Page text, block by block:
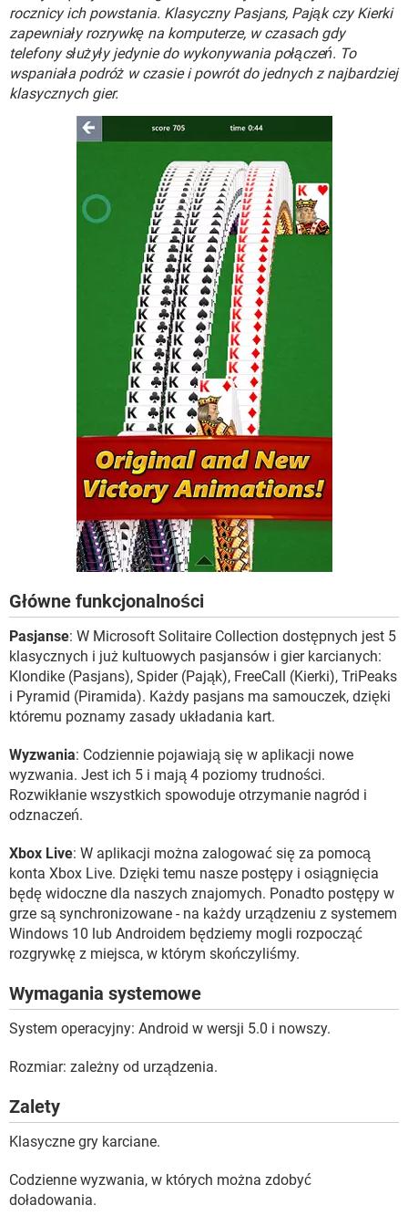
WINDOWS 10
rocznicy ich powstania. Klasyczny Pasjans, Pająk czy Kierki
zapewniały rozrywkę na komputerze, w czasach gdy
telefony służyły jedynie do wykonywania połączeń. To
wspaniała podróż w czasie i powrót do jednych z najbardziej
klasycznych gier.
Główne funkcjonalności
Pasjanse: W Microsoft Solitaire Collection dostępnych jest 5
klasycznych i już kultuowych pasjansów i gier karcianych:
Klondike (Pasjans), Spider (Pająk), FreeCall (Kierki), TriPeaks
i Pyramid (Piramida). Każdy pasjans ma samouczek, dzięki
któremu poznamy zasady układania kart.
Wyzwania: Codziennie pojawiają się w aplikacji nowe
wyzwania. Jest ich 5 i mają 4 poziomy trudności.
Rozwikłanie wszystkich spowoduje otrzymanie nagród i
odznaczeń.
Xbox Live: W aplikacji można zalogować się za pomocą
konta Xbox Live. Dzięki temu nasze postępy i osiągnięcia
będę widoczne dla naszych znajomych. Ponadto postępy w
grze są synchronizowane - na każdy urządzeniu z systemem
Windows 10 lub Androidem będziemy mogli rozpocząć
rozgrywkę z miejsca, w którym skończyliśmy.
Wymagania systemowe
System operacyjny: Android w wersji 5.0 i nowszy.
Rozmiar: zależny od urządzenia.
Zalety
Klasyczne gry karciane.
Codzienne wyzwania, w których można zdobyć
doładowania.